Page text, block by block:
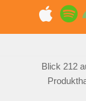
Blick 212